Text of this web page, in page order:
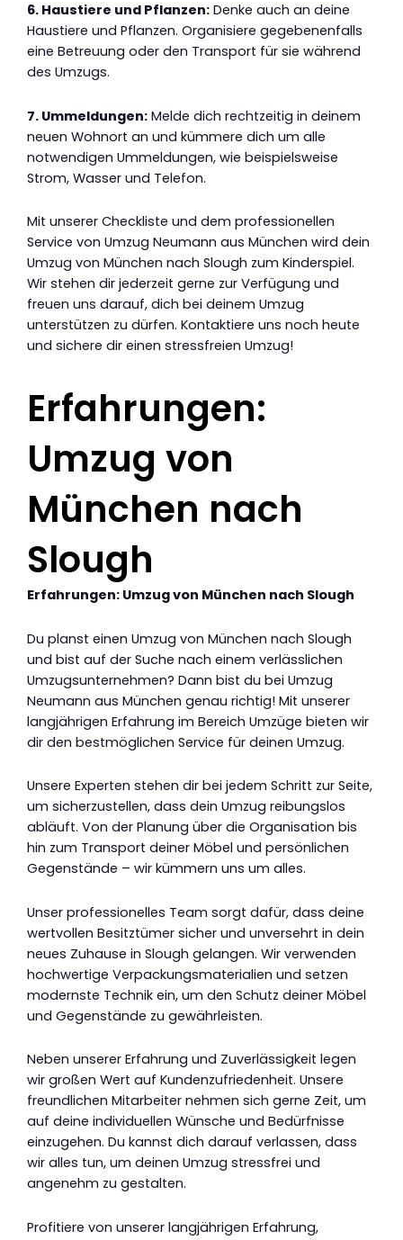
6. Haustiere und Pflanzen: Denke auch an deine
Haustiere und Pflanzen. Organisiere gegebenenfalls
eine Betreuung oder den Transport für sie während
des Umzugs.
7. Ummeldungen: Melde dich rechtzeitig in deinem
neuen Wohnort an und kümmere dich um alle
notwendigen Ummeldungen, wie beispielsweise
Strom, Wasser und Telefon.
Mit unserer Checkliste und dem professionellen
Service von Umzug Neumann aus München wird dein
Umzug von München nach Slough zum Kinderspiel.
Wir stehen dir jederzeit gerne zur Verfügung und
freuen uns darauf, dich bei deinem Umzug
unterstützen zu dürfen. Kontaktiere uns noch heute
und sichere dir einen stressfreien Umzug!
Erfahrungen:
Umzug von
München nach
Slough
Erfahrungen: Umzug von München nach Slough
Du planst einen Umzug von München nach Slough
und bist auf der Suche nach einem verlässlichen
Umzugsunternehmen? Dann bist du bei Umzug
Neumann aus München genau richtig! Mit unserer
langjährigen Erfahrung im Bereich Umzüge bieten wir
dir den bestmöglichen Service für deinen Umzug.
Unsere Experten stehen dir bei jedem Schritt zur Seite,
um sicherzustellen, dass dein Umzug reibungslos
abläuft. Von der Planung über die Organisation bis
hin zum Transport deiner Möbel und persönlichen
Gegenstände – wir kümmern uns um alles.
Unser professionelles Team sorgt dafür, dass deine
wertvollen Besitztümer sicher und unversehrt in dein
neues Zuhause in Slough gelangen. Wir verwenden
hochwertige Verpackungsmaterialien und setzen
modernste Technik ein, um den Schutz deiner Möbel
und Gegenstände zu gewährleisten.
Neben unserer Erfahrung und Zuverlässigkeit legen
wir großen Wert auf Kundenzufriedenheit. Unsere
freundlichen Mitarbeiter nehmen sich gerne Zeit, um
auf deine individuellen Wünsche und Bedürfnisse
einzugehen. Du kannst dich darauf verlassen, dass
wir alles tun, um deinen Umzug stressfrei und
angenehm zu gestalten.
Profitiere von unserer langjährigen Erfahrung,